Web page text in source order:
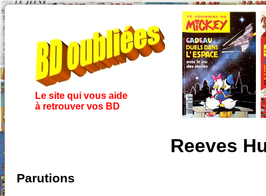
Le site qui vous aide
à retrouver vos BD
Reeves
Parutions